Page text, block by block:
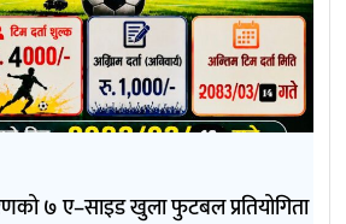
७ ए–साइड खुला फुटबल प्रतियोगिता